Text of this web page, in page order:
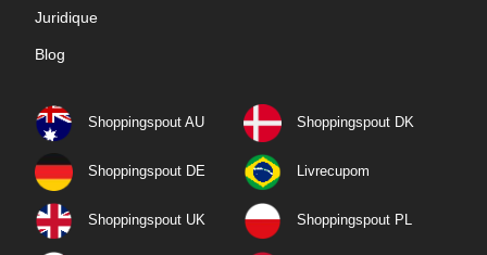
Juridique
Blog
Shoppingspout AU Shoppingspout DK
Shoppingspout DE Livrecupom
Shoppingspout UK Shoppingspout PL